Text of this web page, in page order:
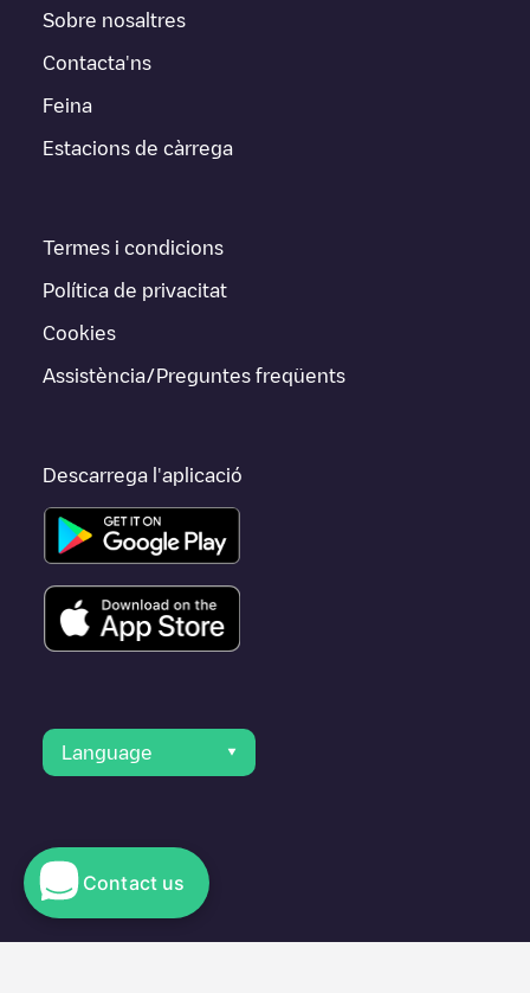
Sobre nosaltres
Contacta'ns
Feina
Estacions de càrrega
Termes i condicions
Política de privacitat
Cookies
Assistència/Preguntes freqüents
Descarrega l'aplicació
Language
© 2023 Electromaps
Contact us